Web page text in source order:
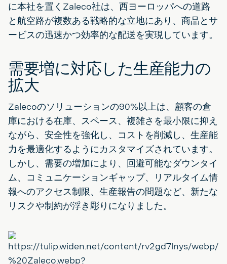
に本社を置くZaleco社は、西ヨーロッパへの道路
と航空路が複数ある戦略的な立地にあり、商品とサ
ービスの迅速かつ効率的な配送を実現しています。
需要増に対応した生産能力の
拡大
Zalecoのソリューションの90%以上は、顧客の倉
庫における在庫、スペース、複雑さを最小限に抑え
ながら、安全性を強化し、コストを削減し、生産能
力を最適化するようにカスタマイズされています。
しかし、需要の増加により、回避可能なダウンタイ
ム、コミュニケーションギャップ、リアルタイム情
報へのアクセス制限、生産報告の問題など、新たな
リスクや制約が浮き彫りになりました。